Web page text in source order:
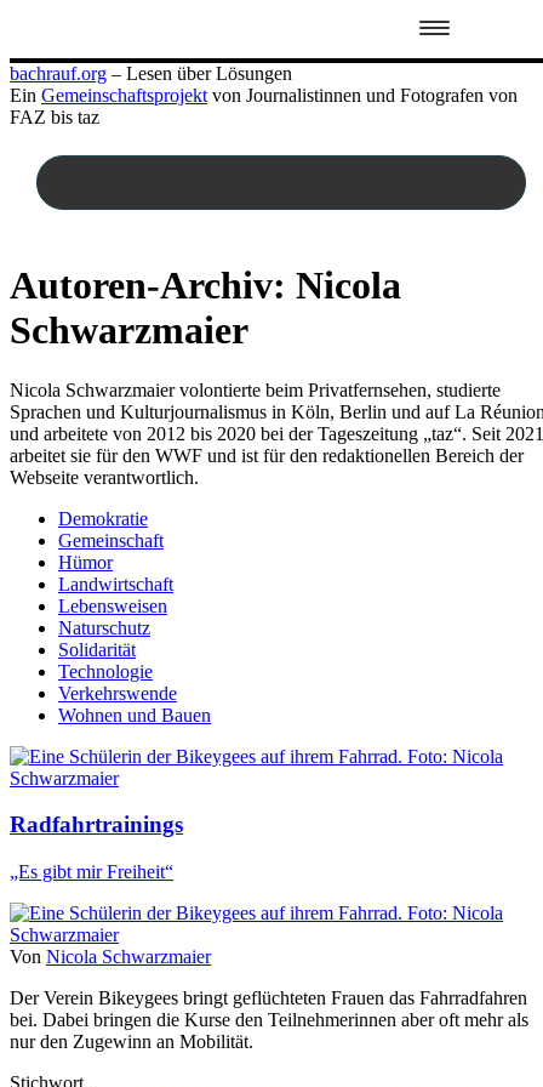
Zum
Inhalt
springen
bachrauf.org – Lesen über Lösungen
Ein Gemeinschaftsprojekt von Journalistinnen und Fotografen von
FAZ bis taz
Autoren-Archiv: Nicola
Schwarzmaier
Nicola Schwarzmaier volontierte beim Privatfernsehen, studierte
Sprachen und Kulturjournalismus in Köln, Berlin und auf La
und arbeitete von 2012 bis 2020 bei der Tageszeitung „taz“. Seit 2021
arbeitet sie für den WWF und ist für den redaktionellen Bereich der
Webseite verantwortlich.
Demokratie
Gemeinschaft
Hümor
Landwirtschaft
Lebensweisen
Naturschutz
Solidarität
Technologie
Verkehrswende
Wohnen und Bauen
Radfahrtrainings
„Es gibt mir Freiheit“
Von Nicola Schwarzmaier
Der Verein Bikeygees bringt geflüchteten Frauen das Fahrradfahren
bei. Dabei bringen die Kurse den Teilnehmerinnen aber oft mehr als
nur den Zugewinn an Mobilität.
Stichwort...